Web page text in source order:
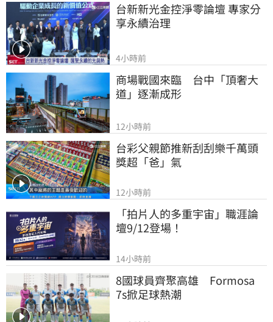
台新新光金控淨零論壇 專家分
享永續治理
4小時前
商場戰國來臨　台中「頂奢大
道」逐漸成形
12小時前
台彩父親節推新刮刮樂千萬頭
獎超「爸」氣
12小時前
「拍片人的多重宇宙」職涯論
壇9/12登場！
14小時前
8國球員齊聚高雄　Formosa
7s掀足球熱潮